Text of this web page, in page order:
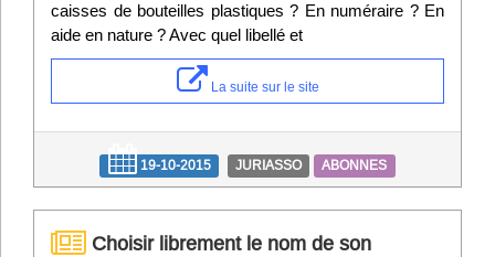
caisses de bouteilles plastiques ? En numéraire ? En
aide en nature ? Avec quel libellé et
La suite sur le site
19-10-2015 JURIASSO ABONNES
Choisir librement le nom de son